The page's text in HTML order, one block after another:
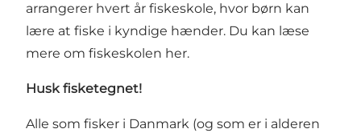
arrangerer hvert år fiskeskole, hvor børn kan
lære at fiske i kyndige hænder. Du kan læse
mere om fiskeskolen her.
Husk fisketegnet!
Alle som fisker i Danmark (og som er i alderen